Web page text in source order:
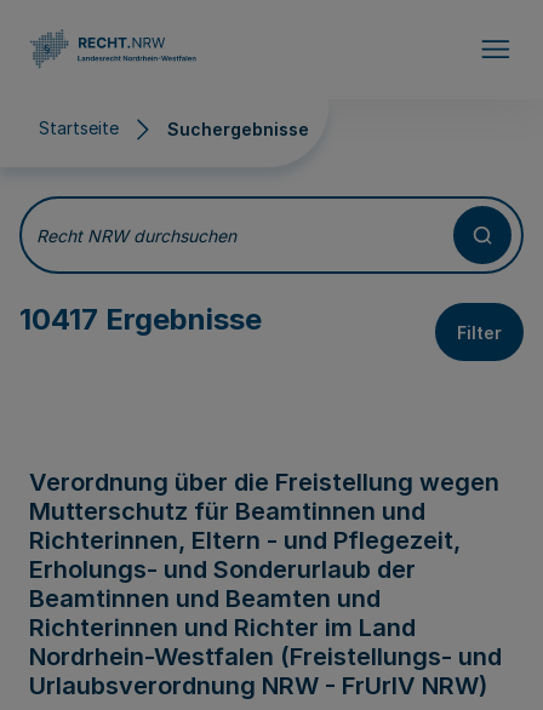
Startseite Suchergebnisse
Suchergebnisse
Recht NRW durchsuchen
10417 Ergebnisse Filter
Verordnung über die Freistellung wegen
Mutterschutz für Beamtinnen und
Richterinnen, Eltern - und Pflegezeit,
Erholungs- und Sonderurlaub der
Beamtinnen und Beamten und
Richterinnen und Richter im Land
Nordrhein-Westfalen (Freistellungs- und
Urlaubsverordnung NRW - FrUrlV NRW)